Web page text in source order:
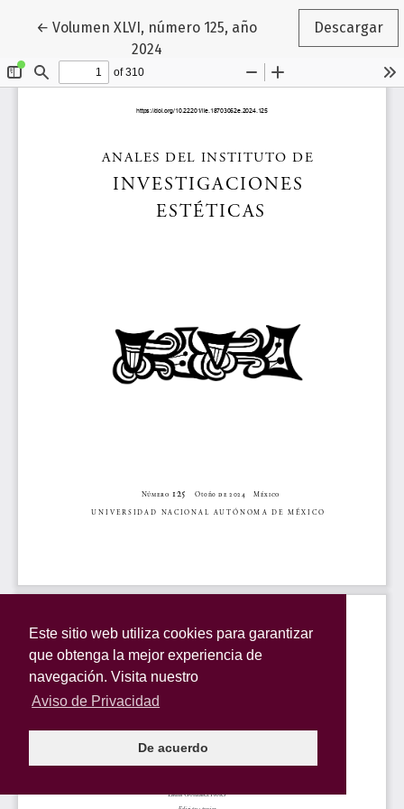
Este sitio web utiliza cookies para garantizar
que obtenga la mejor experiencia de
navegación. Visita nuestro
Aviso de Privacidad
De acuerdo
←Volver a los detalles del artículo
Volumen XLVI, número 125, año
2024
Descargar